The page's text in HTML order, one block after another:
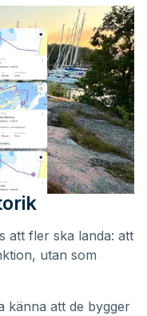
att fler ska landa: att
utan som
känna att de bygger